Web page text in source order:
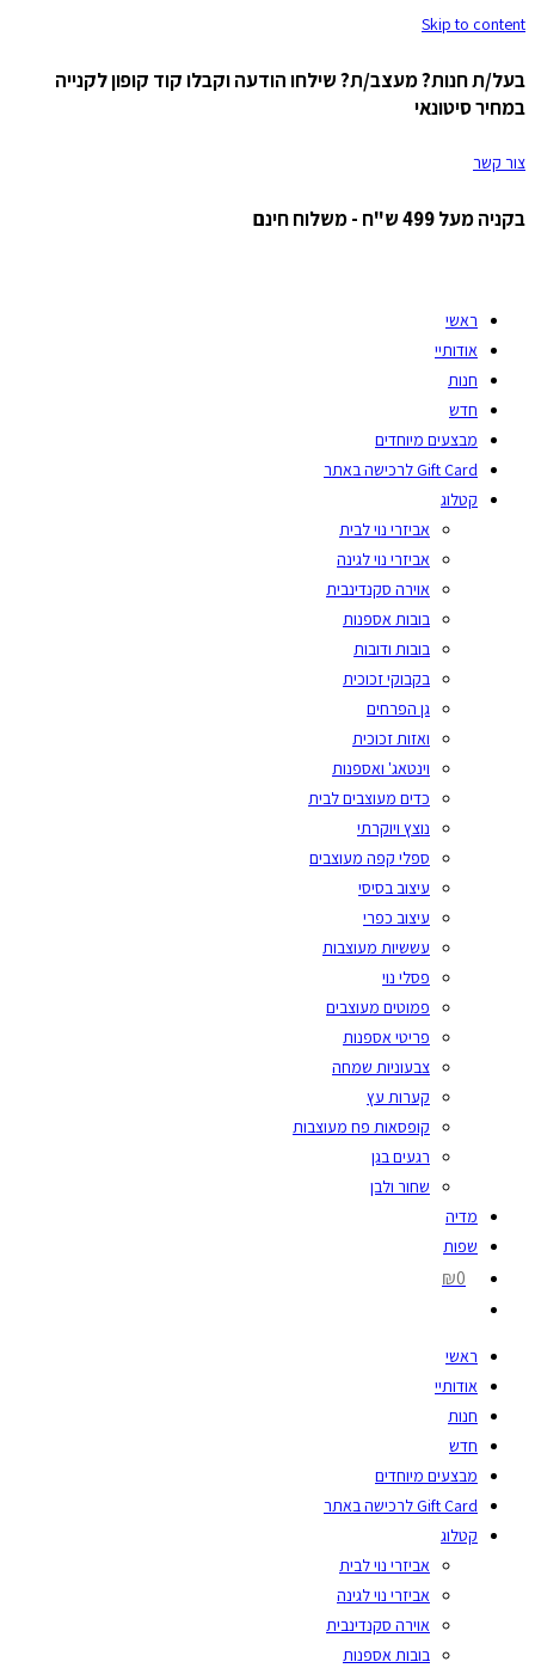
Skip to content
בעל/ת חנות? מעצב/ת? שילחו הודעה וקבלו קוד קופון לקנייה
במחיר סיטונאי
צור קשר
בקניה מעל 499 ש"ח - משלוח חינם
ראשי
אודותיי
חנות
חדש
מבצעים מיוחדים
Gift Card לרכישה באתר
קטלוג
אביזרי נוי לבית
אביזרי נוי לגינה
אוירה סקנדינבית
בובות אספנות
בובות ודובות
בקבוקי זכוכית
גן הפרחים
ואזות זכוכית
וינטאג' ואספנות
כדים מעוצבים לבית
נוצץ ויוקרתי
ספלי קפה מעוצבים
עיצוב בסיסי
עיצוב כפרי
עששיות מעוצבות
פסלי נוי
פמוטים מעוצבים
פריטי אספנות
צבעוניות שמחה
קערות עץ
קופסאות פח מעוצבות
רגעים בגן
שחור ולבן
מדיה
שפות
₪0
ראשי
אודותיי
חנות
חדש
מבצעים מיוחדים
Gift Card לרכישה באתר
קטלוג
אביזרי נוי לבית
אביזרי נוי לגינה
אוירה סקנדינבית
בובות אספנות